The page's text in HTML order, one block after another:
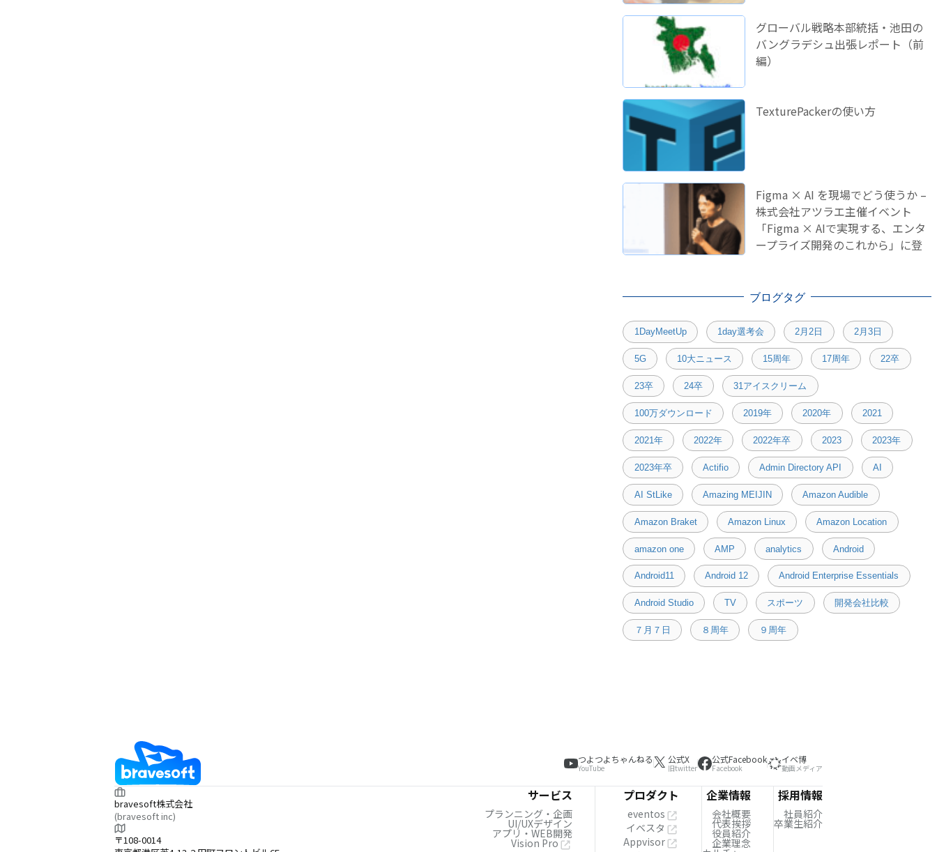
グローバル戦略本部統括・池田の
バングラデシュ出張レポート（前
編）
TexturePackerの使い方
Figma × AI を現場でどう使うか –
株式会社アツラエ主催イベント
「Figma × AIで実現する、エンタ
ープライズ開発のこれから」に登
ブログタグ
1DayMeetUp 1day選考会 2月2日 2月3日
5G 10大ニュース 15周年 17周年 22卒
23卒 24卒 31アイスクリーム
100万ダウンロード 2019年 2020年 2021
2021年 2022年 2022年卒 2023 2023年
2023年卒 Actifio Admin Directory API AI
AI StLike Amazing MEIJIN Amazon Audible
Amazon Braket Amazon Linux Amazon Location
amazon one AMP analytics Android
Android11 Android 12 Android Enterprise Essentials
Android Studio TV スポーツ 開発会社比較
７月７日 ８周年 ９周年
つよつよちゃんねる
YouTube
公式X
旧twitter
公式Facebook
Facebook
イベ博
動画メディア
bravesoft株式会社
(bravesoft inc)
〒108-0014
サービス
プランニング・企画
UI/UXデザイン
アプリ・WEB開発
Vision Pro
プロダクト
eventos
イベスタ
Appvisor
企業情報
会社概要
代表挨拶
役員紹介
企業理念
採用情報
社員紹介
卒業生紹介